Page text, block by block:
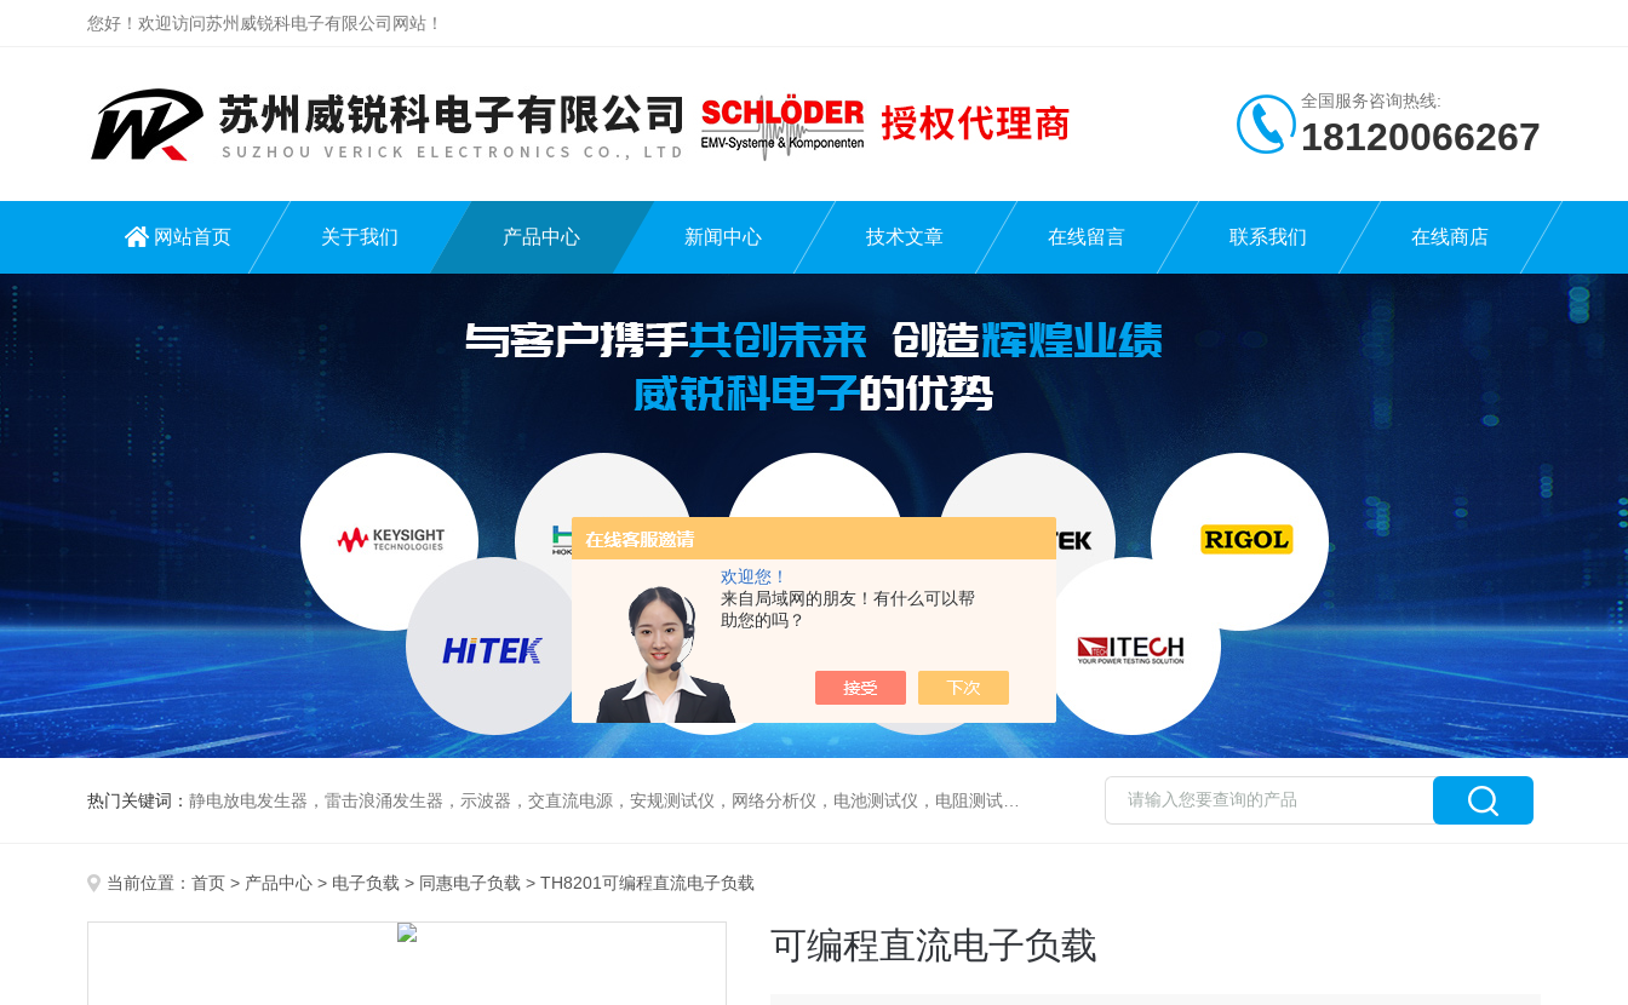
欢迎您！
来自局域网的朋友！有什么可以帮
助您的吗？
您好！欢迎访问苏州威锐科电子有限公司网站！
全国服务咨询热线:
18120066267
网站首页 关于我们 产品中心 新闻中心 技术文章 在线留言 联系我们 在线商店
热门关键词： 静电放电发生器，雷击浪涌发生器，示波器，交直流电源，安规测试仪，网络分析仪，电池测试仪，电阻测试仪，数据采集仪
当前位置： 首页 > 产品中心 > 电子负载 > 同惠电子负载 > TH8201可编程直流电子负载
可编程直流电子负载